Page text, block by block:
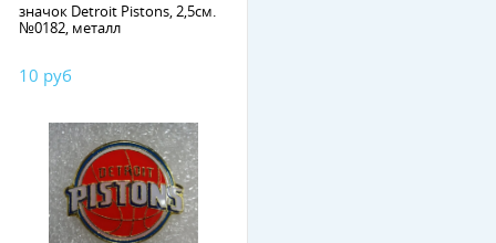
значок Detroit Pistons, 2,5см.
№0182, металл
10 руб